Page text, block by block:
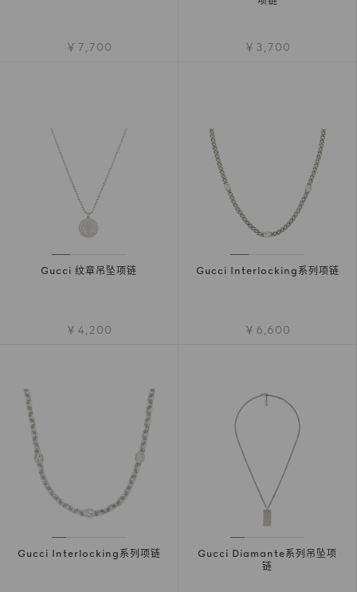
￥7,700 ￥3,700
Gucci 纹章吊坠项链
￥4,200
Gucci Interlocking系列项链
￥6,600
Gucci Interlocking系列项链
Gucci Diamante系列吊坠项
链